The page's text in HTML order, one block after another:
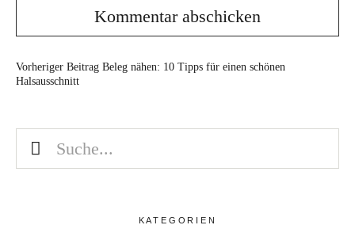
Vorheriger Beitrag Beleg nähen: 10 Tipps für einen schönen
Halsausschnitt
KATEGORIEN